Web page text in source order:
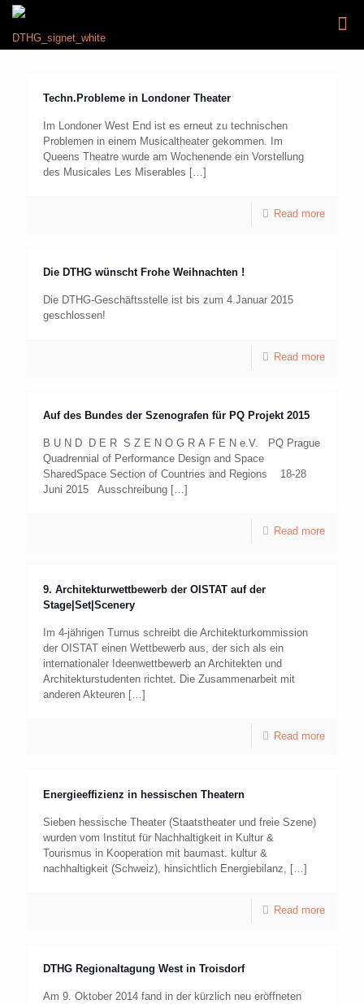
Techn.Probleme in Londoner Theater
Im Londoner West End ist es erneut zu technischen
Problemen in einem Musicaltheater gekommen. Im
Queens Theatre wurde am Wochenende ein Vorstellung
des Musicales Les Miserables […]
Read more
Die DTHG wünscht Frohe Weihnachten !
Die DTHG-Geschäftsstelle ist bis zum 4.Januar 2015
geschlossen!
Read more
Auf des Bundes der Szenografen für PQ Projekt 2015
B U N D D E R S Z E N O G R A F E N e.V. PQ Prague
Quadrennial of Performance Design and Space
SharedSpace Section of Countries and Regions 18-28
Juni 2015 Ausschreibung […]
Read more
9. Architekturwettbewerb der OISTAT auf der
Stage|Set|Scenery
Im 4-jährigen Turnus schreibt die Architekturkommission
der OISTAT einen Wettbewerb aus, der sich als ein
internationaler Ideenwettbewerb an Architekten und
Architekturstudenten richtet. Die Zusammenarbeit mit
anderen Akteuren […]
Read more
Energieeffizienz in hessischen Theatern
Sieben hessische Theater (Staatstheater und freie Szene)
wurden vom Institut für Nachhaltigkeit in Kultur &
Tourismus in Kooperation mit baumast. kultur &
nachhaltigkeit (Schweiz), hinsichtlich Energiebilanz, […]
Read more
DTHG Regionaltagung West in Troisdorf
Am 9. Oktober 2014 fand in der kürzlich neu eröffneten